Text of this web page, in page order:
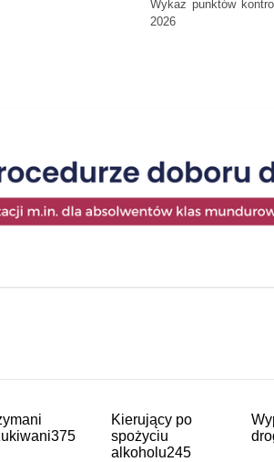
Wykaz punktów
2026
375
Kierujący po
spożyciu
alkoholu245